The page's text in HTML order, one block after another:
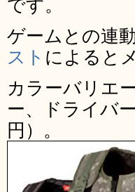
です。
ゲームとの連
スト によると
カラーバリエ
ー、ドライバ
円）。